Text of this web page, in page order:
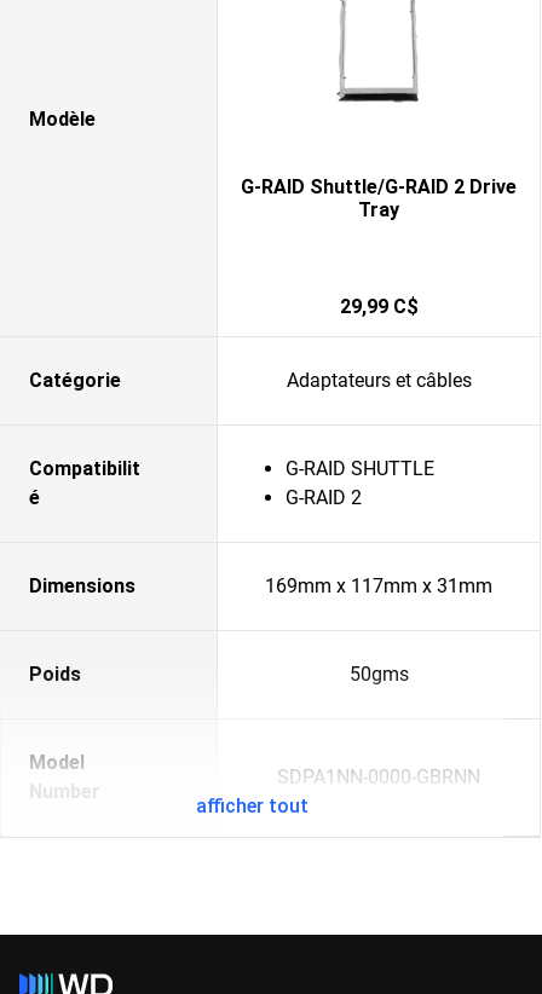
Modèle
G-RAID Shuttle/G-RAID 2 Drive
Tray
29,99 C$
Catégorie Adaptateurs et câbles
Compatibilit
é
G-RAID SHUTTLE
G-RAID 2
Dimensions 169mm x 117mm x 31mm
Poids 50gms
Model
Number
SDPA1NN-0000-GBRNN
afficher tout